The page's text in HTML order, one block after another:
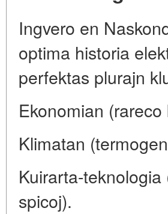
Ingvero en
optima historia
perfektas plurajn
Ekonomian
Klimatan
Kuirarta-
spicoj).